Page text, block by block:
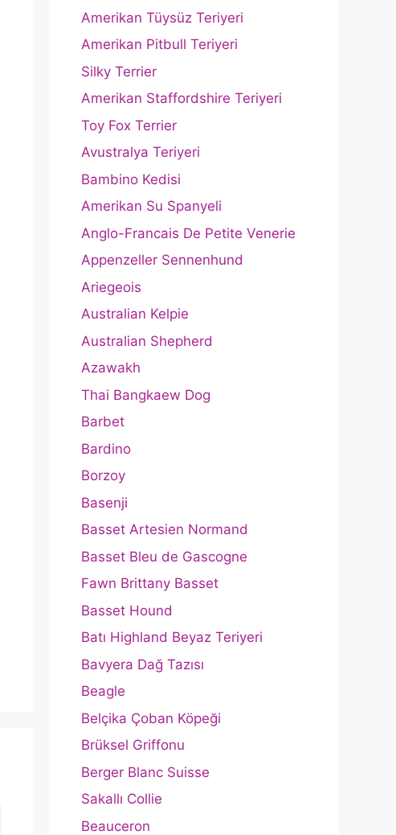
Amerikan Tüysüz Teriyeri
Amerikan Pitbull Teriyeri
Silky Terrier
Amerikan Staffordshire Teriyeri
Toy Fox Terrier
Avustralya Teriyeri
Bambino Kedisi
Amerikan Su Spanyeli
Anglo-Francais De Petite Venerie
Appenzeller Sennenhund
Ariegeois
Australian Kelpie
Australian Shepherd
Azawakh
Thai Bangkaew Dog
Barbet
Bardino
Borzoy
Basenji
Basset Artesien Normand
Basset Bleu de Gascogne
Fawn Brittany Basset
Basset Hound
Batı Highland Beyaz Teriyeri
Bavyera Dağ Tazısı
Beagle
Belçika Çoban Köpeği
Brüksel Griffonu
Berger Blanc Suisse
Sakallı Collie
Beauceron